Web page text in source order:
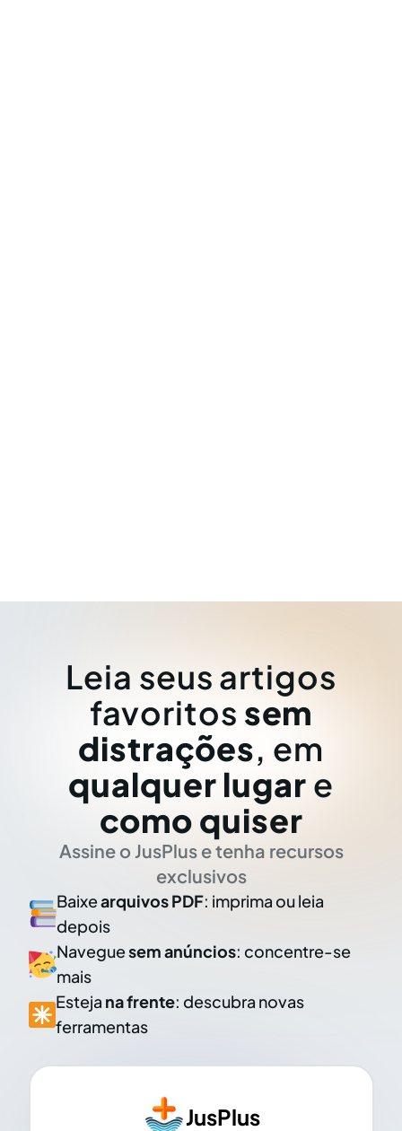
Leia seus artigos
favoritos sem
distrações, em
qualquer lugar e
como quiser
Assine o JusPlus e tenha recursos
exclusivos
Baixearquivos PDF: imprima ou leia
depois
Naveguesem anúncios: concentre-se
mais
Esteja na frente: descubra novas
ferramentas
JusPlus